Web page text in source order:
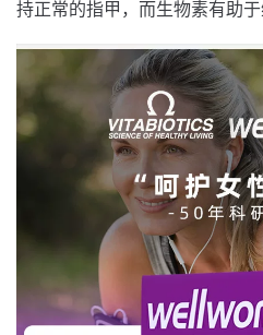
持正常的指甲，而生物素有助于